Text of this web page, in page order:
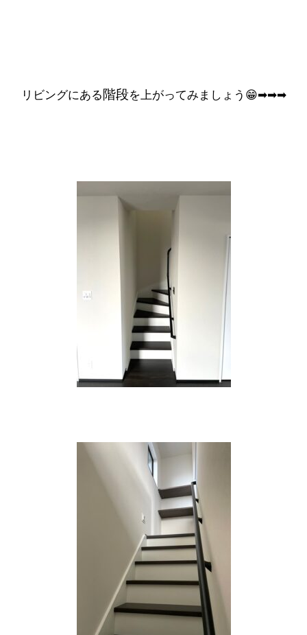
リビングにある 階段を上がってみましょう😁➡➡➡